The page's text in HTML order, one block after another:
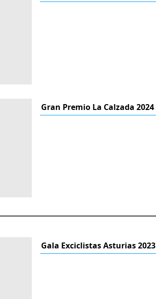
Gran Premio La Calzada 2024
Gala Exciclistas Asturias 2023